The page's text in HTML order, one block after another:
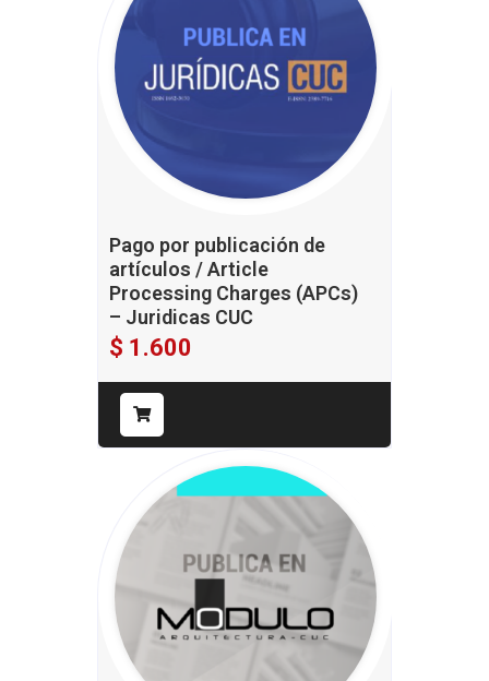
Pago por publicación de
artículos / Article
Processing Charges (APCs)
– Juridicas CUC
$ 1.600